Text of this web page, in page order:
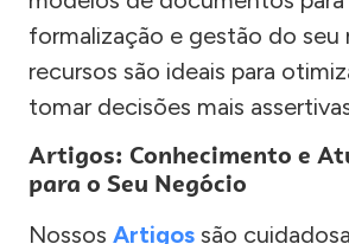
formalização e gestão do seu
recursos são ideais para
tomar decisões mais
Artigos: Conhecimento e
para o Seu Negócio
Nossos Artigos são